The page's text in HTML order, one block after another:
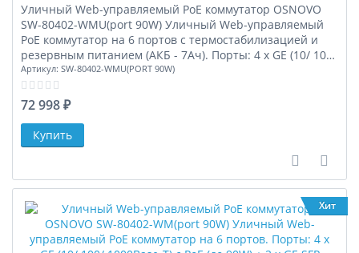
Уличный Web-управляемый PoE коммутатор OSNOVO
SW-80402-WMU(port 90W) Уличный Web-управляемый
PoE коммутатор на 6 портов с термостабилизацией и
резервным питанием (АКБ - 7Ач). Порты: 4 x GE (10/ 100/
1000Base-T) с PoE (до 90W) + 2 x GE SFP (1 (SW-80402-
WMU(PORT 90W))
Артикул: SW-80402-WMU(PORT 90W)
72 998 ₽
В В
Хит